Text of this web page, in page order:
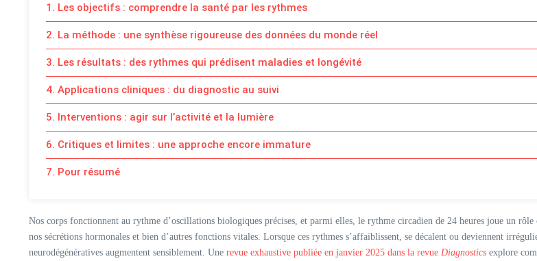
1. Les objectifs : comprendre la santé par les rythmes
2. La méthode : une synthèse rigoureuse des données du monde réel
3. Les résultats : des rythmes qui prédisent maladies et longévité
4. Applications cliniques : du diagnostic au suivi
5. Interventions : agir sur l’activité et la lumière
6. Critiques et limites : une approche encore immature
7. Pour résumé
Nos corps fonctionnent au rythme d’oscillations biologiques précises, et parmi elles, le rythme circadien de 24 heures joue un
nos sécrétions hormonales et bien d’autres fonctions vitales. Lorsque ces rythmes s’affaiblissent, se décalent ou deviennent
neurodégénératives augmentent sensiblement. Une revue exhaustive publiée en janvier 2025 dans la revue Diagnostics explore